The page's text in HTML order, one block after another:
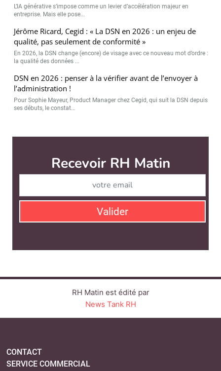
L’IA générative s’impose comme un levier d’accélération majeur en
entreprise. Mais elle pose...
Jérôme Ricard, Cegid : « La DSN en 2026 : un enjeu de
qualité, pas seulement de conformité »
En 2026, la DSN change (encore) de visage avec ce nouveau mot d’ordre :
la qualité des données ...
DSN en 2026 : penser à la vérifier avant de l’envoyer à
l’administration !
Pour Sophie Mayeur, Product Manager chez Cegid, qui suit la DSN depuis
ses débuts, le constat...
RH Matin est édité par
QUI SOMMES-NOUS ?
LINKEDINTWITTERFACEBOOK
MENTIONS LÉGALES
POLITIQUE DE CONFIDENTIALITÉ